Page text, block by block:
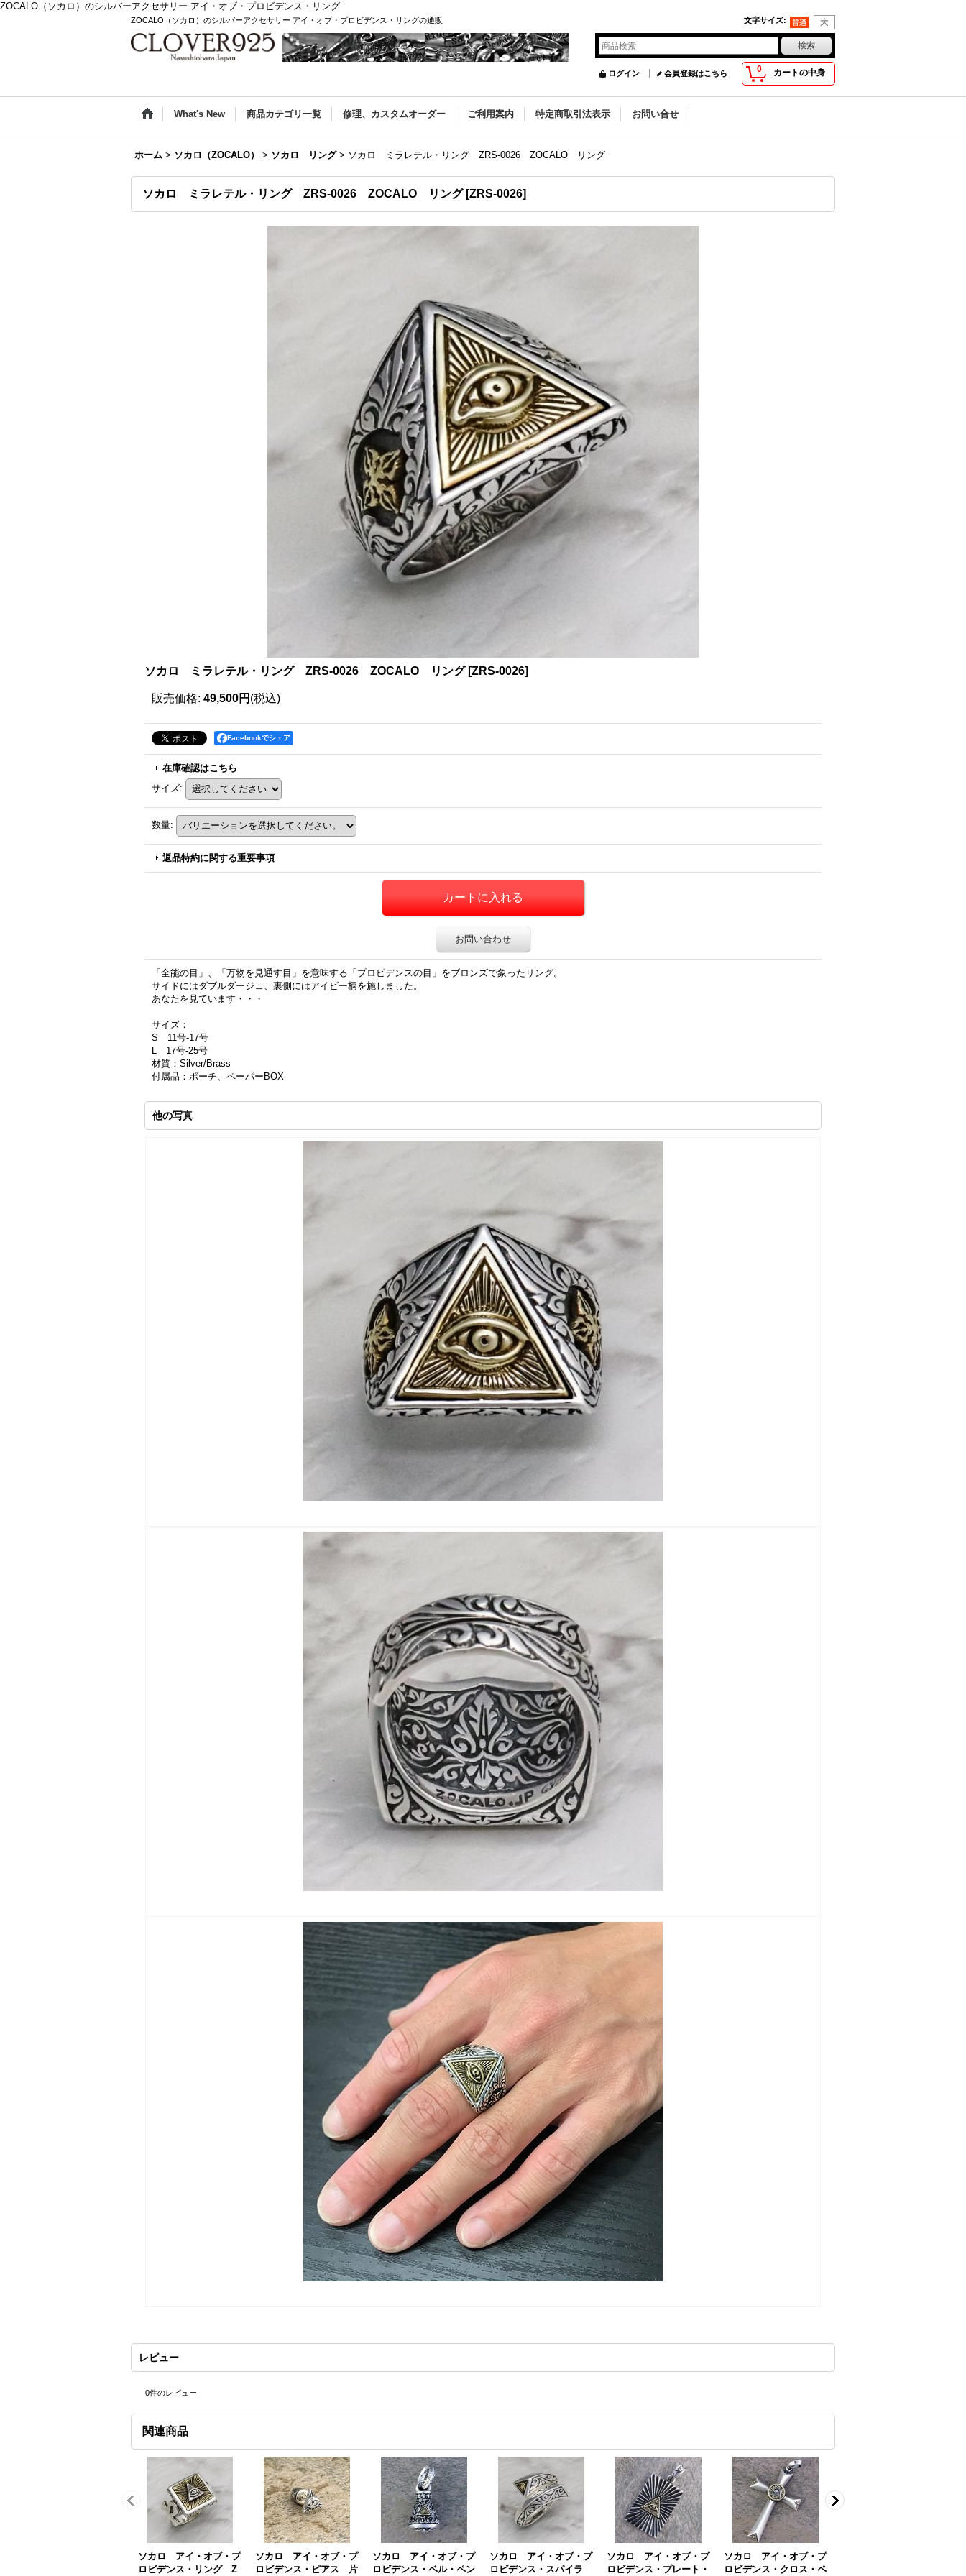
ZOCALO（ソカロ）のシルバーアクセサリー アイ・オブ・プロビデンス・リング
ZOCALO（ソカロ）のシルバーアクセサリー アイ・オブ・プロビデンス・リングの通販 文字サイズ:
0 カートの中身
ログイン 会員登録はこちら
What's New 商品カテゴリ一覧 修理、カスタムオーダー ご利用案内 特定商取引法表示 お問い合せ
ホーム > ソカロ（ZOCALO） > ソカロ リング > ソカロ ミラレテル・リング ZRS-0026 ZOCALO リング
ソカロ ミラレテル・リング ZRS-0026 ZOCALO リング [ZRS-0026]
ソカロ ミラレテル・リング ZRS-0026 ZOCALO リング [ZRS-0026]
販売価格: 49,500円 (税込)
Facebookでシェア
在庫確認はこちら
サイズ:
数量:
返品特約に関する重要事項
お問い合わせ
「全能の目」、「万物を見通す目」を意味する「プロビデンスの目」をブロンズで象ったリング。
サイドにはダブルダージェ、裏側にはアイビー柄を施しました。
あなたを見ています・・・
サイズ：
S 11号-17号
L 17号-25号
材質：Silver/Brass
付属品：ポーチ、ペーパーBOX
他の写真
レビュー
0件のレビュー
関連商品
ソカロ アイ・オブ・プ
ロビデンス・リング Z
ソカロ アイ・オブ・プ
ロビデンス・ピアス 片
ソカロ アイ・オブ・プ
ロビデンス・ベル・ペン
ソカロ アイ・オブ・プ
ロビデンス・スパイラ
ソカロ アイ・オブ・プ
ロビデンス・プレート・
ソカロ アイ・オブ・プ
ロビデンス・クロス・ペ